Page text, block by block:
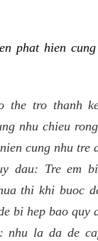
phat hien
the tro thanh
nhu chieu
cung nhu tre
dau: Tre em
thi khi buoc
bi hep bao quy
nhu la da de